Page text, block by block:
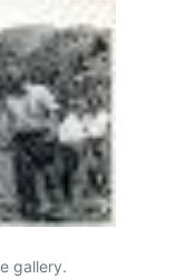
gallery.